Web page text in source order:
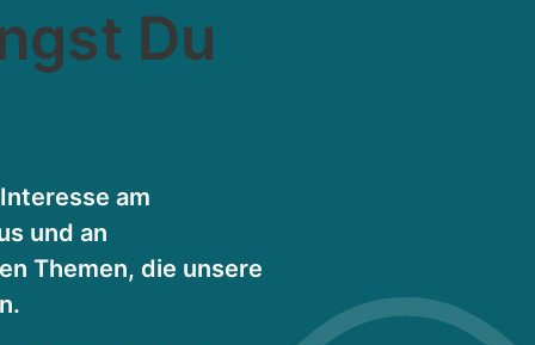
Du
am
und an
Themen, die unsere